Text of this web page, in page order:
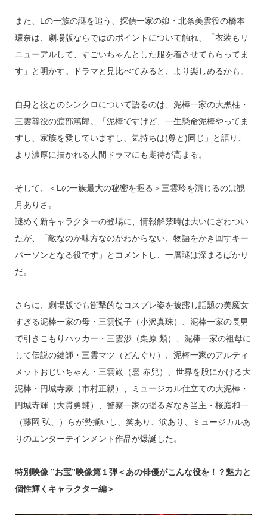
また、Lの一族の謎を追う、探偵一家の娘・北条美雲役の橋本
環奈は、劇場版ならではのポイントについて触れ、「衣装もリ
ニューアルして、すごいちゃんとした服を着させてもらってま
す」と明かす。ドラマと見比べてみると、より楽しめるかも。
自身と役とのシンクロについて語るのは、泥棒一家の大黒柱・
三雲尊役の渡部篤郎。「泥棒ですけど、一生懸命泥棒やってま
すし、家族を愛していますし、気持ちは(尊と)同じ」と語り、
より濃厚に描かれる人間ドラマにも期待が高まる。
そして、＜Lの一族最大の秘密を握る＞三雲玲を演じるのは観
月ありさ。
謎めく新キャラクターの登場に、情報解禁時は大いにざわつい
たが、「敵なのか味方なのかわからない、物語をかき回すキー
パーソンとなる役です」とコメントし、一層謎は深まるばかり
だ。
さらに、劇場版でも衝撃的なコスプレ姿を披露し話題の美魔女
すぎる泥棒一家の母・三雲悦子（小沢真珠）、泥棒一家の長男
で引きこもりハッカー・三雲渉（栗原 類）、泥棒一家の祖母に
して伝説の鍵師・三雲マツ（どんぐり）、泥棒一家のアルティ
メットおじいちゃん・三雲巌（麿 赤兒）、世界を股にかける大
泥棒・円城寺豪（市村正親）、ミュージカル仕立ての大泥棒・
円城寺輝（大貫勇輔）、警察一家の揺るぎなき当主・桜庭和一
（藤岡 弘、）らが勢揃いし、笑あり、涙あり、ミュージカルあ
りのエンターテインメント作品が爆誕した。
特別映像 ”お宝”映像第１弾＜あの俳優がこんな役を！？魅力と
個性輝くキャラクター編＞